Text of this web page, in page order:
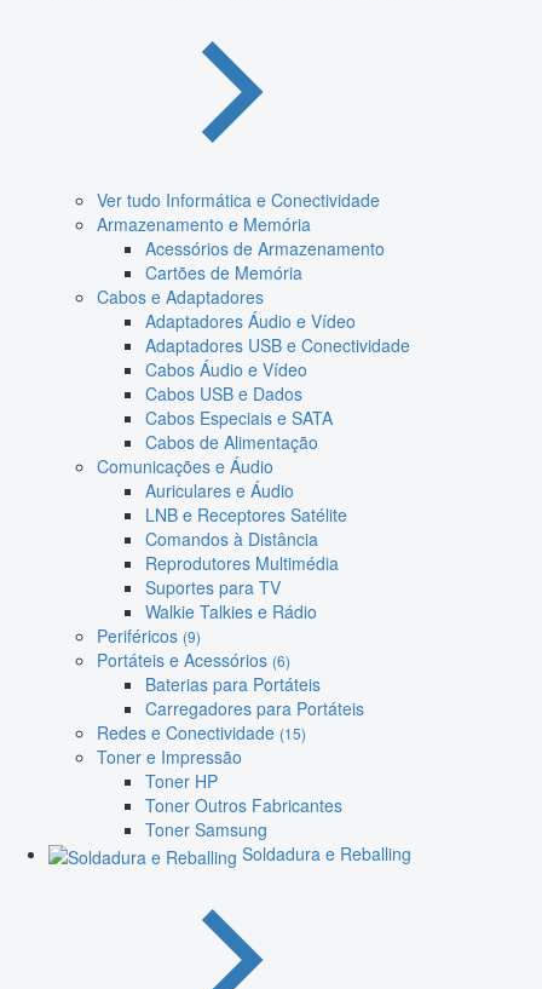
Ver tudo Informática e Conectividade
Armazenamento e Memória
Acessórios de Armazenamento
Cartões de Memória
Cabos e Adaptadores
Adaptadores Áudio e Vídeo
Adaptadores USB e Conectividade
Cabos Áudio e Vídeo
Cabos USB e Dados
Cabos Especiais e SATA
Cabos de Alimentação
Comunicações e Áudio
Auriculares e Áudio
LNB e Receptores Satélite
Comandos à Distância
Reprodutores Multimédia
Suportes para TV
Walkie Talkies e Rádio
Periféricos (9)
Portáteis e Acessórios (6)
Baterias para Portáteis
Carregadores para Portáteis
Redes e Conectividade (15)
Toner e Impressão
Toner HP
Toner Outros Fabricantes
Toner Samsung
Soldadura e Reballing